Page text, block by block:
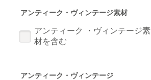
アンティーク・ヴィンテージ素材
アンティーク ・ヴィンテージ素
材を含む
アンティーク・ヴィンテージ